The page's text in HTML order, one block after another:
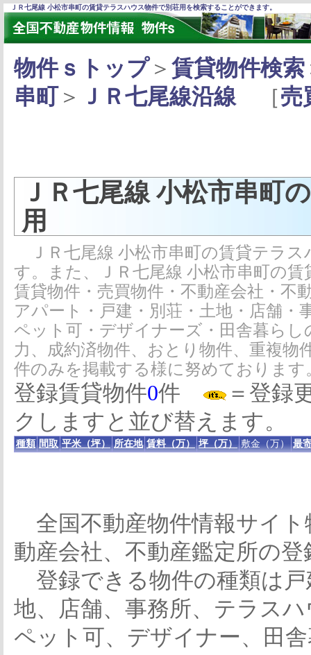
ＪＲ七尾線 小松市串町の賃貸テラスハウス物件で別荘用を検索することができます。
物件ｓトップ＞ 賃貸物件検索
串町
＞ ＪＲ七尾線沿線［売
ＪＲ七尾線 小松市串町
用
ＪＲ七尾線 小松市串町の賃貸テラ
す。また、ＪＲ七尾線 小松市串町の
賃貸物件・売買物件・不動産会社・不
アパート・戸建・別荘・土地・店舗・
ペット可・デザイナーズ・田舎暮ら
力、成約済物件、おとり物件、重複
件のみを掲載する様に努めております
登録賃貸物件0件
＝登録
クしますと並び替えます。
種類 間取 平米（坪） 所在地 賃料（万） 坪（万） 敷金（万） 最
全国不動産物件情報サイト
動産会社、不動産鑑定所の
登録できる物件の種類は
地、店舗、事務所、テラス
ペット可、デザイナー、田